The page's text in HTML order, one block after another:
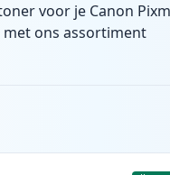
voor je Canon
ons assortiment
high-yield cartridges.
lokale voorraad in .